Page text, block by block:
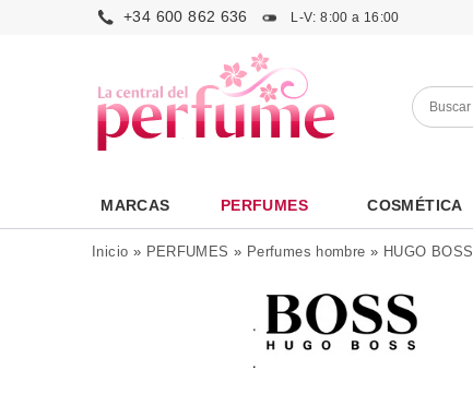
+34 600 862 636 L-V: 8:00 a 16:00
MARCAS PERFUMES COSMÉTICA
Inicio » PERFUMES » Perfumes hombre » HUGO BOSS